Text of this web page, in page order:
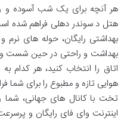
هر آنچه برای یک شب آسوده و
هتل د سوندر دهلی فراهم شده
بهداشتی رایگان، حوله های نرم
بهداشت و راحتی در حین شست
اتاق را انتخاب کنید، هر کدام
هوایی تازه و مطبوع را برای شما
تخت با کانال های جهانی،
اینترنت وای فای رایگان و